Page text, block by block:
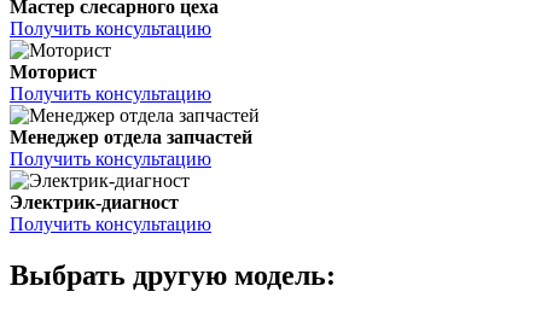
Мастер слесарного цеха
Получить консультацию
Моторист
Получить консультацию
Менеджер отдела запчастей
Получить консультацию
Электрик-диагност
Получить консультацию
Выбрать другую модель: